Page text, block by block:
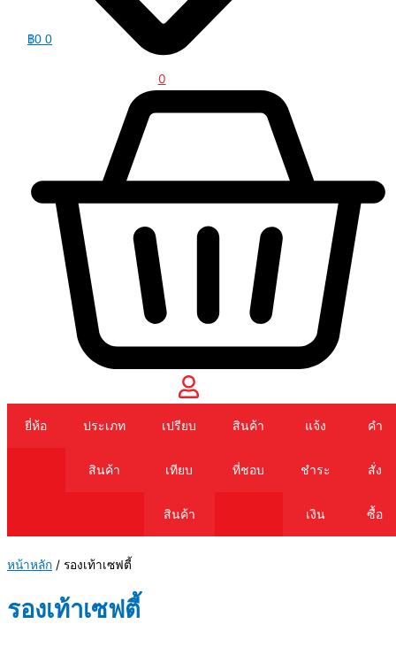
0
฿0 0
Cart
ยี่ห้อ ประเภท
สินค้า
เปรียบ
เทียบ
สินค้า
สินค้า
ที่ชอบ
แจ้ง
ชำระ
เงิน
คำ
สั่ง
ซื้อ
หน้าหลัก / รองเท้าเซฟตี้
รองเท้าเซฟตี้